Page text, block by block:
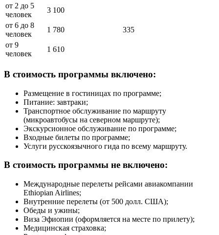
от 2 до 5
человек
3 100
335
от 6 до 8
человек
1 780
от 9
человек
1 610
В стоимость программы включено:
Размещение в гостиницах по программе;
Питание: завтраки;
Транспортное обслуживание по маршруту
(микроавтобусы на северном маршруте);
Экскурсионное обслуживание по программе;
Входные билеты по программе;
Услуги русскоязычного гида по всему маршруту.
В стоимость программы не включено:
Международные перелеты рейсами авиакомпании
Ethiopian Airlines;
Внутренние перелеты (от 500 долл. США);
Обеды и ужины;
Виза Эфиопии (оформляется на месте по прилету);
Медицинская страховка;